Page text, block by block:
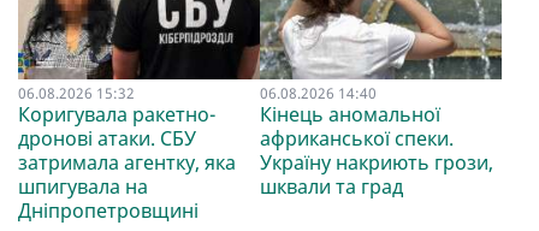
06.08.2026 15:32
Коригувала ракетно-
дронові атаки. СБУ
затримала агентку, яка
шпигувала на
Дніпропетровщині
06.08.2026 14:40
Кінець аномальної
африканської спеки.
Україну накриють грози,
шквали та град